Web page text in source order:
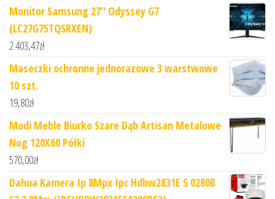
Monitor Samsung 27'' Odyssey G7
(LC27G75TQSRXEN)
2 403,47zł
Maseczki ochronne jednorazowe 3 warstwowe
10 szt.
19,80zł
Modi Meble Biurko Szare Dąb Artisan Metalowe
Nog 120X60 Półki
570,00zł
Dahua Kamera Ip 8Mpx Ipc Hdbw2831E S 0280B